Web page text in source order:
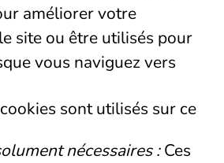
améliorer votre
site ou être utilisés pour
vous naviguez vers
sont utilisés sur ce
nécessaires :Ces